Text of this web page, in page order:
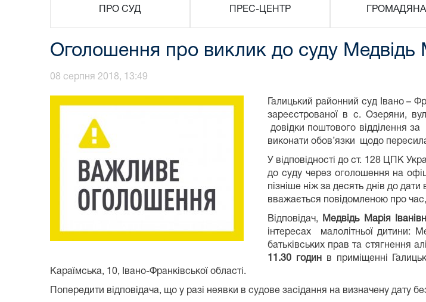
ПРО СУД ПРЕС-ЦЕНТР
Оголошення про виклик до суду Медвідь
08 серпня 2018, 13:49
Галицький районний суд Івано –
зареєстрованої в с. Озеряни,
довідки поштового відділення
виконати обов’язки щодо
У відповідності до ст. 128 ЦПК
до суду через оголошення на
пізніше ніж за десять днів до
вважається повідомленою про
Відповідач, Медвідь Марія
інтересах малолітньої дитини:
батьківських прав та стягнення
11.30 годин в приміщенні
Караїмська, 10, Івано-Франківської області.
Попередити відповідача, що у разі неявки в судове засідання на визначену